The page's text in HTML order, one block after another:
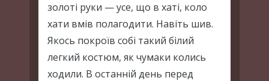
золоті руки — усе, що в хаті, коло
хати вмів полагодити. Навіть шив.
Якось покроїв собі такий білий
легкий костюм, як чумаки колись
ходили. В останній день перед